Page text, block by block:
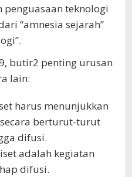
teknologi
“amnesia sejarah”
butir2 penting urusan
lain:
harus menunjukkan
berturut-turut
difusi.
adalah kegiatan
difusi.